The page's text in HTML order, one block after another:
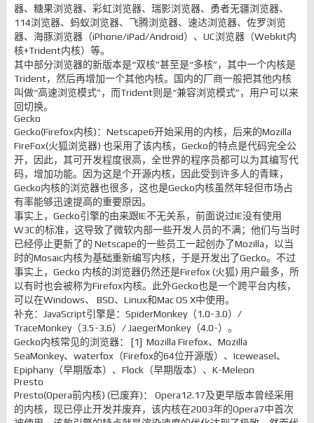
器、糖果浏览器、彩虹浏览器、瑞影浏览器、勇者无疆浏览器、
114浏览器、蚂蚁浏览器、飞腾浏览器、速达浏览器、佐罗浏览
器、海豚浏览器（iPhone/iPad/Android）、UC浏览器（Webkit内
核+Trident内核）等。
其中部分浏览器的新版本是“双核”甚至是“多核”，其中一个内核是
Trident，然后再增加一个其他内核。国内的厂商一般把其他内核
叫做“高速浏览模式”，而Trident则是“兼容浏览模式”，用户可以来
回切换。
Gecko
Gecko(Firefox内核)：Netscape6开始采用的内核，后来的Mozilla
FireFox(火狐浏览器) 也采用了该内核，Gecko的特点是代码完全公
开，因此，其可开发程度很高，全世界的程序员都可以为其编写代
码，增加功能。因为这是个开源内核，因此受到许多人的青睐，
Gecko内核的浏览器也很多，这也是Gecko内核虽然年轻但市场占
有率能够迅速提高的重要原因。
事实上，Gecko引擎的由来跟IE不无关系，前面说过IE没有使用
W3C的标准，这导致了微软内部一些开发人员的不满；他们与当时
已经停止更新了的 Netscape的一些员工一起创办了Mozilla，以当
时的Mosaic内核为基础重新编写内核，于是开发出了Gecko。不过
事实上，Gecko 内核的浏览器仍然还是Firefox (火狐) 用户最多，所
以有时也会被称为Firefox内核。此外Gecko也是一个跨平台内核，
可以在Windows、 BSD、Linux和Mac OS X中使用。
补充：JavaScript引擎是：SpiderMonkey（1.0-3.0）/
TraceMonkey（3.5-3.6）/ JaegerMonkey（4.0-）。
Gecko内核常见的浏览器： [1] Mozilla Firefox、Mozilla
SeaMonkey、waterfox（Firefox的64位开源版）、Iceweasel、
Epiphany（早期版本）、Flock（早期版本）、K-Meleon
Presto
Presto(Opera前内核) (已废弃)： Opera12.17及更早版本曾经采用
的内核，现已停止开发并废弃，该内核在2003年的Opera7中首次